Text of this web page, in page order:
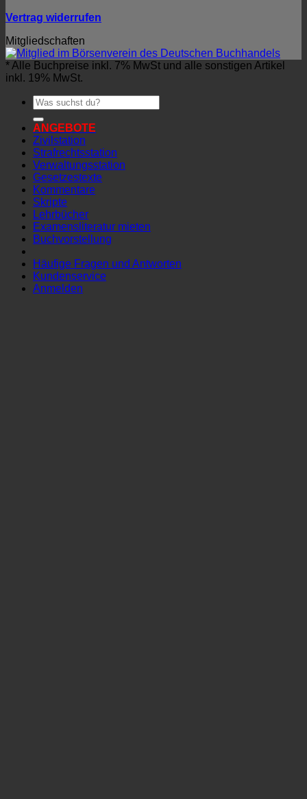
Vertrag widerrufen
Mitgliedschaften
* Alle Buchpreise inkl. 7% MwSt und alle sonstigen Artikel
inkl. 19% MwSt.
Suchen
nach:
ANGEBOTE
Zivilstation
Strafrechtsstation
Verwaltungsstation
Gesetzestexte
Kommentare
Skripte
Lehrbücher
Examensliteratur mieten
Buchvorstellung
Häufige Fragen und Antworten
Kundenservice
Anmelden